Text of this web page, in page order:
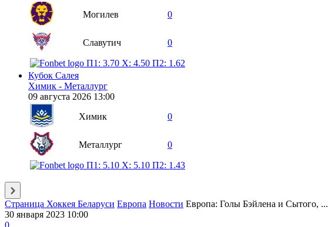
Могилев
0
Славутич 0
П1: 3.70 X: 4.50 П2: 1.62
Кубок Салея
Химик - Металлург
09 августа 2026 13:00
Химик
0
Металлург 0
П1: 5.10 X: 5.10 П2: 1.43
Страница Хоккея Беларуси Европа Новости Европа: Голы Бэйлена и Сытого, ...
30 января 2023 10:00
0